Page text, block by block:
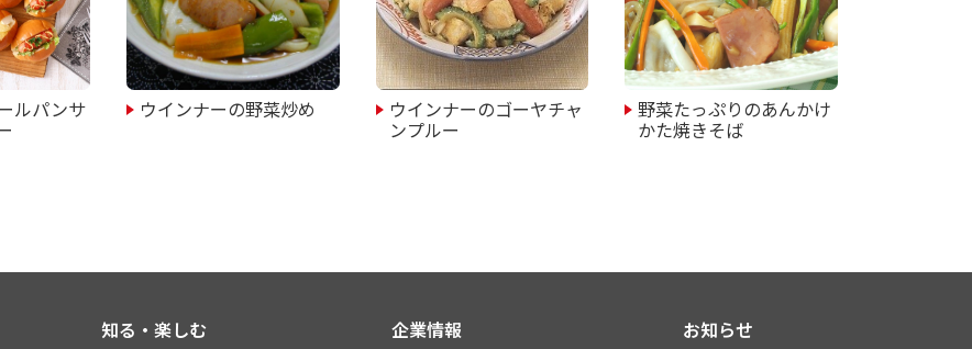
ルパンサ ウインナーの野菜炒め ウインナーのゴーヤチャ
ンプルー
野菜たっぷりのあんかけ
かた焼きそば
知る・楽しむ 企業情報 お知らせ